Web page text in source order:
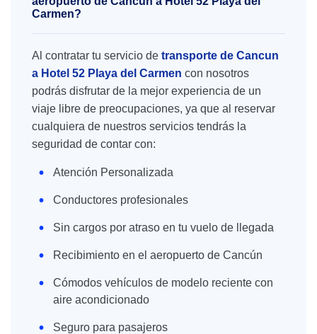
Carmen?
Al contratar tu servicio de transporte de Cancun
a Hotel 52 Playa del Carmen con nosotros
podrás disfrutar de la mejor experiencia de un
viaje libre de preocupaciones, ya que al reservar
cualquiera de nuestros servicios tendrás la
seguridad de contar con:
Atención Personalizada
Conductores profesionales
Sin cargos por atraso en tu vuelo de llegada
Recibimiento en el aeropuerto de Cancún
Cómodos vehículos de modelo reciente con
aire acondicionado
Seguro para pasajeros